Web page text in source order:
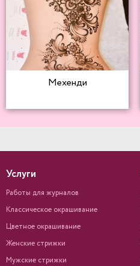
Мехенди
Услуги
Работы для журналов
Классическое окрашивание
Цветное окрашивание
Женские стрижки
Мужские стрижки